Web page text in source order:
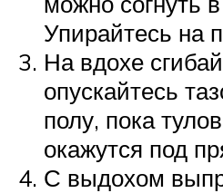
Упирайтесь на
На вдохе
опускайтесь
полу, пока
окажутся под
С выдохом